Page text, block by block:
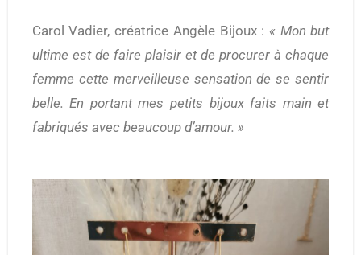
Carol Vadier, créatrice Angèle Bijoux : « Mon but
ultime est de faire plaisir et de procurer à chaque
femme cette merveilleuse sensation de se sentir
belle. En portant mes petits bijoux faits main et
fabriqués avec beaucoup d’amour. »